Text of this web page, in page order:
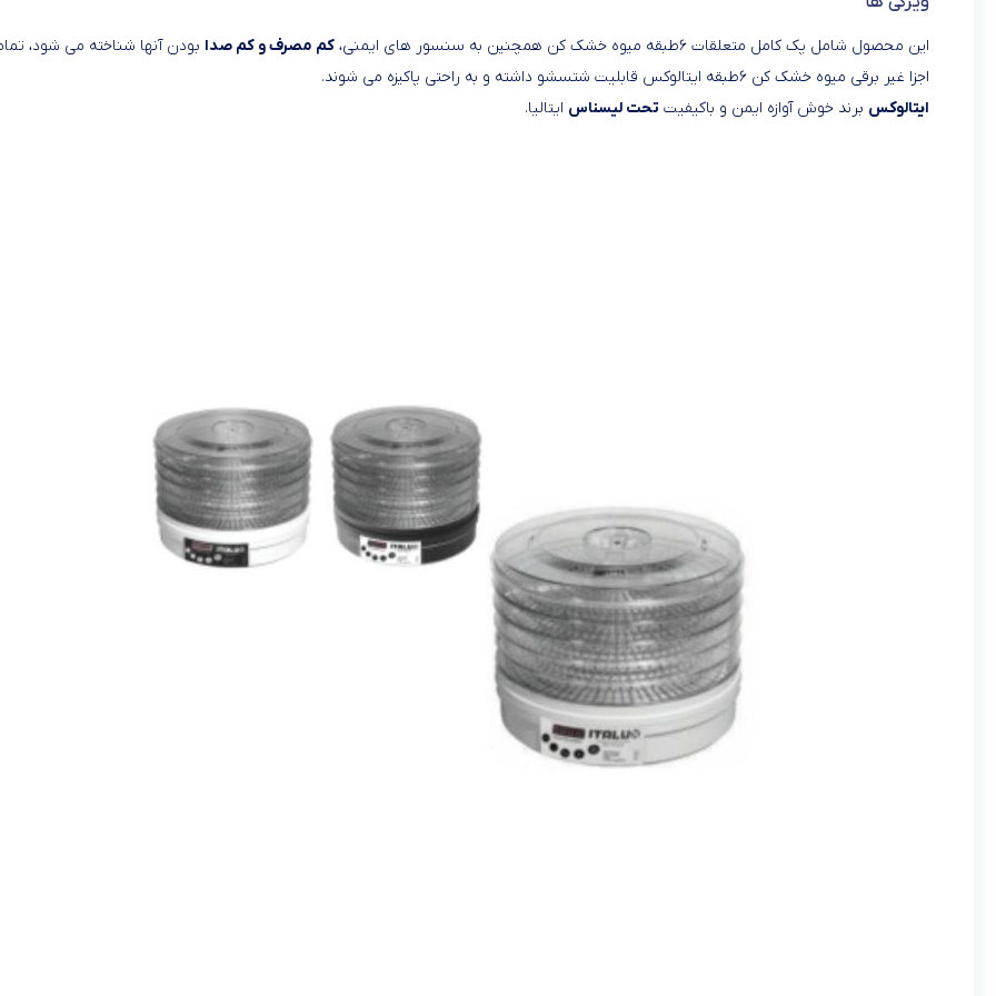
این محصول شامل پک کامل متعلقات ۶طبقه میوه خشک کن همچنین به سنسور های ایمنی، کم مصرف و کم صدا بودن آنها شناخته می شود،
اجزا غیر برقی میوه خشک کن ۶طبقه ایتالوکس قابلیت شتسشو داشته و به راحتی پاکیزه می شوند.
ایتالوکس برند خوش آوازه ایمن و باکیفیت تحت لیسناس ایتالیا.